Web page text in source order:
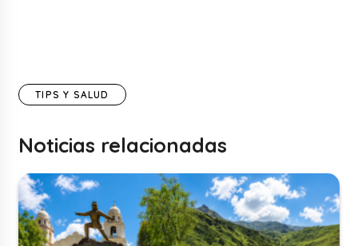
TIPS Y SALUD
Noticias relacionadas